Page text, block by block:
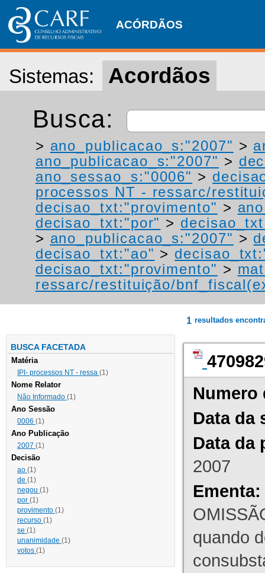
ACÓRDÃOS
Sistemas: Acordãos
Busca:
> ano_publicacao_s:"2007" >
ano_publicacao_s:"2007" >
ano_sessao_s:"0006" >
processos NT - ressarc/
decisao_txt:"provimento" >
decisao_txt:"por" >
> ano_publicacao_s:"2007" >
decisao_txt:"ao" >
decisao_txt:"provimento" >
ressarc/restituição/
BUSCA FACETADA
Matéria
IPI- processos NT - ressa (1)
Nome Relator
Não Informado (1)
Ano Sessão
0006 (1)
Ano Publicação
2007 (1)
Decisão
ao (1)
de (1)
negou (1)
por (1)
provimento (1)
recurso (1)
se (1)
unanimidade (1)
votos (1)
1 resultados
Numero
Data da
Data da
2007
Ementa:
quando